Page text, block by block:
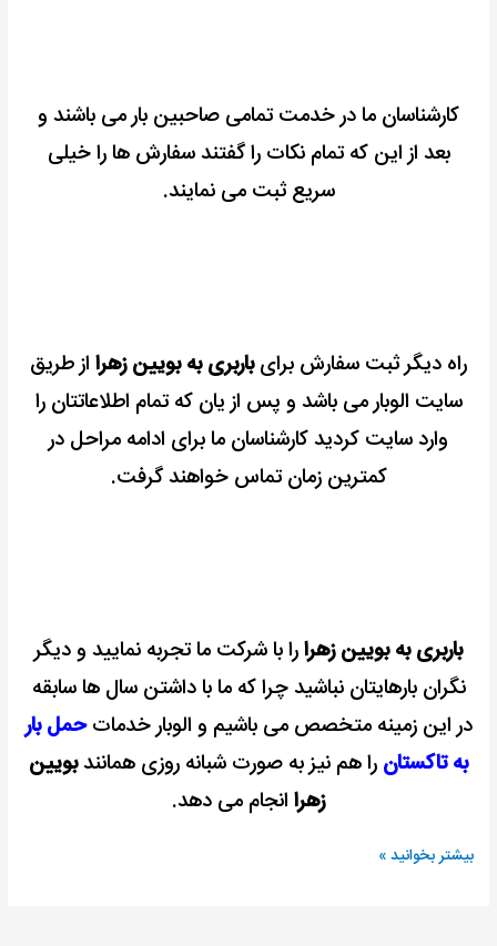
کارشناسان ما در خدمت تمامی صاحبین بار می باشند و
بعد از این که تمام نکات را گفتند سفارش ها را خیلی
سریع ثبت می نمایند.
راه دیگر ثبت سفارش برایباربری به بویین زهرا از طریق
سایت الوبار می باشد و پس از یان که تمام اطلاعاتتان را
وارد سایت کردید کارشناسان ما برای ادامه مراحل در
کمترین زمان تماس خواهند گرفت.
باربری به بویین زهرارا با شرکت ما تجربه نمایید و دیگر
نگران بارهایتان نباشید چرا که ما با داشتن سال ها سابقه
در این زمینه متخصص می باشیم و الوبار خدماتحمل بار
به تاکستان را هم نیز به صورت شبانه روزی همانندبویین
زهرا انجام می دهد.
بیشتر بخوانید »